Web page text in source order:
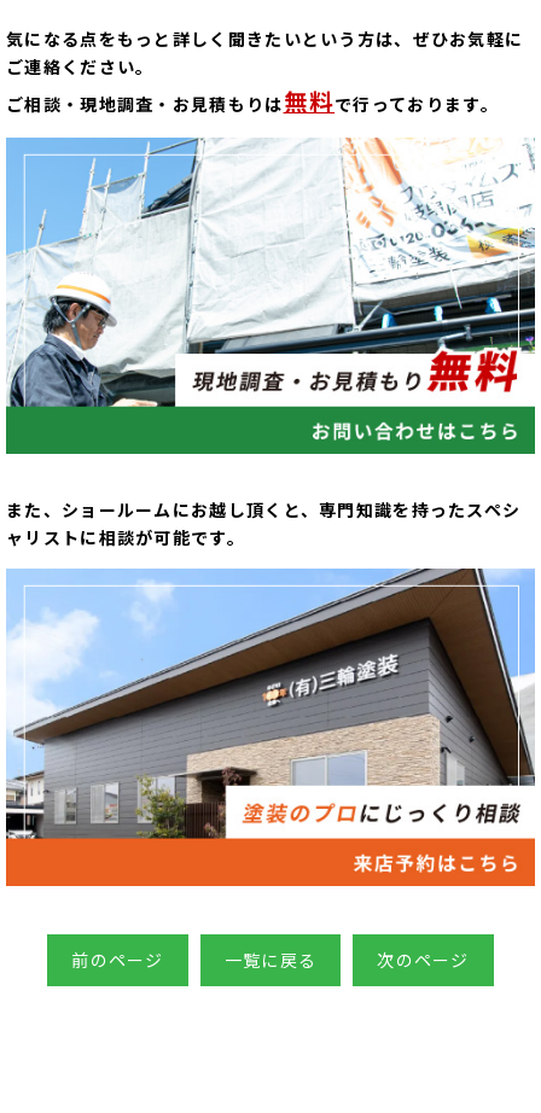
気になる点をもっと詳しく聞きたいという方は、ぜひお気軽に
ご連絡ください。
ご相談・現地調査・お見積もりは無料で行っております。
また、ショールームにお越し頂くと、専門知識を持ったスペシ
ャリストに相談が可能です。
前のページ 一覧に戻る 次のページ